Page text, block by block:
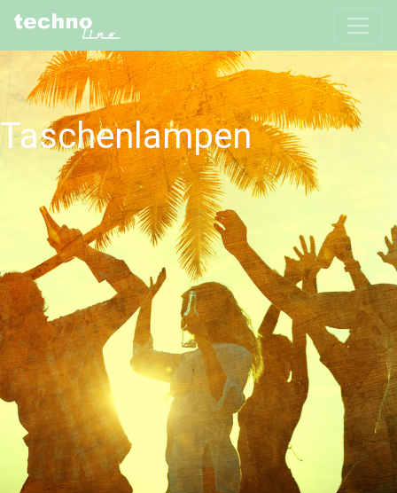
Taschenlampen